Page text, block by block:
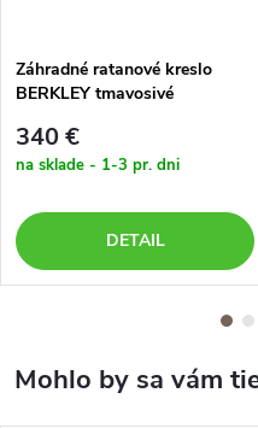
Záhradné ratanové kreslo
BERKLEY tmavosivé
340 €
na sklade - 1-3 pr. dni
DETAIL